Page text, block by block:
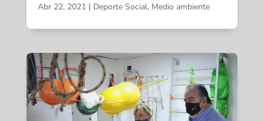
Abr 22, 2021| Deporte Social, Medio ambiente